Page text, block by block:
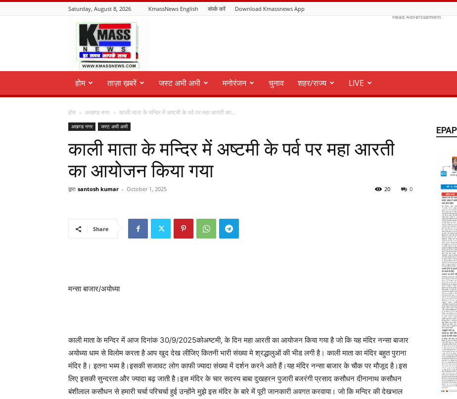
Saturday, August 8, 2026 KmassNews English संपर्क करें Download Kmassnews App
KmassNews
Head Advertisement
होम ताज़ा ख़बरें जस्ट अभी अभी मनोरंजन चुनाव शहर/राज्य LIVE
होम अखण्ड नगर काली माता के मन्दिर में अष्टमी के पर्व पर महा आरती का...
अखण्ड नगर जस्ट अभी अभी
काली माता के मन्दिर में अष्टमी के पर्व पर महा आरती
का आयोजन किया गया
द्वारा santosh kumar - October 1, 2025 0
20
Share
मन्सा बाजार/अयोध्या
काली माता के मन्दिर में आज दिनांक 30/9/2025कोअष्टमी, के दिन महा आरती का आयोजन किया गया है जो कि यह मंदिर नन्सा बाजार
अयोध्या धाम से विलोम करता है आप खुद देख लीजिए कितनी भारी संख्या मे श्रद्धालुओं की भीड लगी है। काली माता का मंदिर बहुत पुराना
मंदिर है। इतना भब्य है।इसकी सजावट लोग काफी ज्यादा संख्या में दर्शन करने आते हैं।यह मंदिर नन्सा बाजार के चौक पर मौजूद है।इस
लिए इसकी सुन्दरता और ज्यादा बढ़ जाती है।इस मंदिर के चार सदस्य बाबा दुखहरन पुजारी बजरंगी प्रसाद कसौधन दीनानाथ कसौधन
बंशीलाल कसौधन से हमारी चर्चा परिचर्चा हुई उन्होंने मुझे इस मंदिर के बारे में पूरी जानकारी अवगत करवाया। जो कि मन्दिर की देखभाल